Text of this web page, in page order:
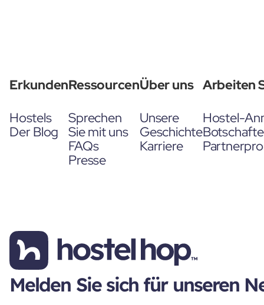
Erkunden
Hostels
Der Blog
Ressourcen
Sprechen
Sie mit uns
FAQs
Presse
Über uns
Unsere
Geschichte
Karriere
Arbeiten
Hostel-
Melden Sie sich für unseren